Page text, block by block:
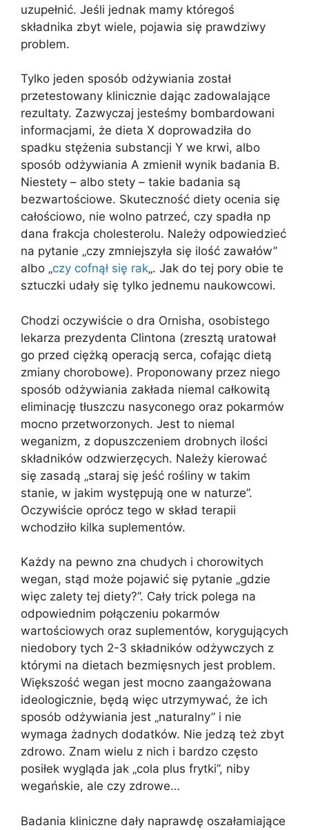
uzupełnić. Jeśli jednak mamy któregoś
składnika zbyt wiele, pojawia się prawdziwy
problem.
Tylko jeden sposób odżywiania został
przetestowany klinicznie dając zadowalające
rezultaty. Zazwyczaj jesteśmy bombardowani
informacjami, że dieta X doprowadziła do
spadku stężenia substancji Y we krwi, albo
sposób odżywiania A zmienił wynik badania B.
Niestety – albo stety – takie badania są
bezwartościowe. Skuteczność diety ocenia się
całościowo, nie wolno patrzeć, czy spadła np
dana frakcja cholesterolu. Należy odpowiedzieć
na pytanie „czy zmniejszyła się ilość zawałów”
albo „czy cofnął się rak„. Jak do tej pory obie te
sztuczki udały się tylko jednemu naukowcowi.
Chodzi oczywiście o dra Ornisha, osobistego
lekarza prezydenta Clintona (zresztą uratował
go przed ciężką operacją serca, cofając dietą
zmiany chorobowe). Proponowany przez niego
sposób odżywiania zakłada niemal całkowitą
eliminację tłuszczu nasyconego oraz pokarmów
mocno przetworzonych. Jest to niemal
weganizm, z dopuszczeniem drobnych ilości
składników odzwierzęcych. Należy kierować
się zasadą „staraj się jeść rośliny w takim
stanie, w jakim występują one w naturze”.
Oczywiście oprócz tego w skład terapii
wchodziło kilka suplementów.
Każdy na pewno zna chudych i chorowitych
wegan, stąd może pojawić się pytanie „gdzie
więc zalety tej diety?”. Cały trick polega na
odpowiednim połączeniu pokarmów
wartościowych oraz suplementów, korygujących
niedobory tych 2-3 składników odżywczych z
którymi na dietach bezmięsnych jest problem.
Większość wegan jest mocno zaangażowana
ideologicznie, będą więc utrzymywać, że ich
sposób odżywiania jest „naturalny” i nie
wymaga żadnych dodatków. Nie jedzą też zbyt
zdrowo. Znam wielu z nich i bardzo często
posiłek wygląda jak „cola plus frytki”, niby
wegańskie, ale czy zdrowe…
Badania kliniczne dały naprawdę oszałamiające